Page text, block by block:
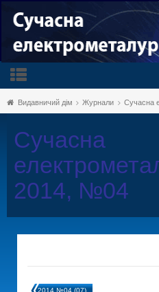
Видавничий дім Журнали Сучасна
Сучасна
2014, №04
2014 №04 (07)